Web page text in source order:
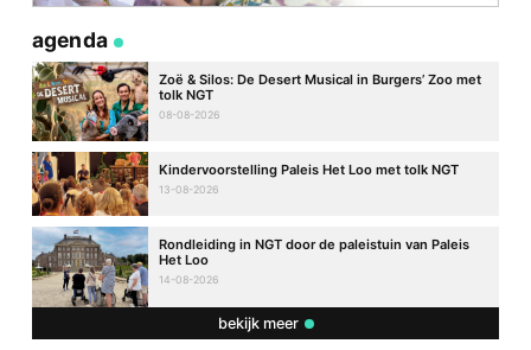
agenda
Zoë & Silos: De Desert Musical in Burgers’ Zoo met
tolk NGT
08-08-2026
Kindervoorstelling Paleis Het Loo met tolk NGT
13-08-2026
Rondleiding in NGT door de paleistuin van Paleis
Het Loo
14-08-2026
bekijk meer